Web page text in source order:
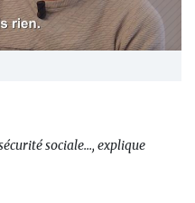
sociale..., explique